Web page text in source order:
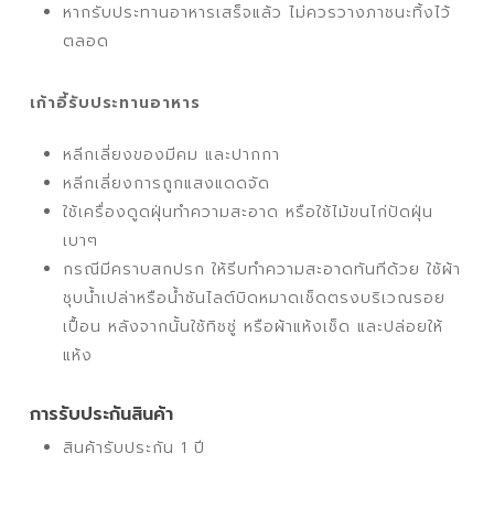
หากรับประทานอาหารเสร็จแล้ว ไม่ควรวางภาชนะทิ้งไว้
ตลอด
เก้าอี้รับประทานอาหาร
หลีกเลี่ยงของมีคม และปากกา
หลีกเลี่ยงการถูกแสงแดดจัด
ใช้เครื่องดูดฝุ่นทำความสะอาด หรือใช้ไม้ขนไก่ปัดฝุ่น
เบาๆ
กรณีมีคราบสกปรก ให้รีบทำความสะอาดทันทีด้วย ใช้ผ้า
ชุบน้ำเปล่าหรือน้ำซันไลต์บิดหมาดเช็ดตรงบริเวณรอย
เปื้อน หลังจากนั้นใช้ทิชชู่ หรือผ้าแห้งเช็ด และปล่อยให้
แห้ง
การรับประกันสินค้า
สินค้ารับประกัน 1 ปี